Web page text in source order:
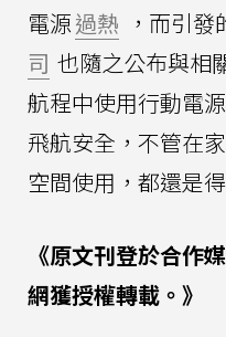
電源過熱 ，而引
司 也隨之公布與相
航程中使用行動電
飛航安全，不管在
空間使用，都還是
《原文刊登於合作
網獲授權轉載。》